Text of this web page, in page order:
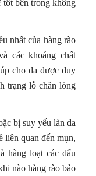
tốt bên trong không
nhất của hàng rào
các khoáng chất
cho da được duy
trạng lỗ chân lông
bị suy yếu làn da
liên quan đến mụn,
hàng loạt các dấu
nào hàng rào bảo